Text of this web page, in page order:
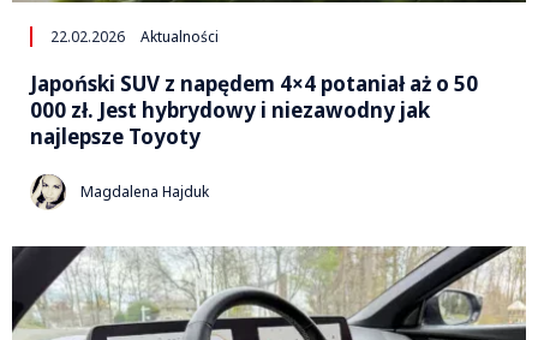
22.02.2026 Aktualności
Japoński SUV z napędem 4×4 potaniał aż o 50
000 zł. Jest hybrydowy i niezawodny jak
najlepsze Toyoty
Magdalena Hajduk